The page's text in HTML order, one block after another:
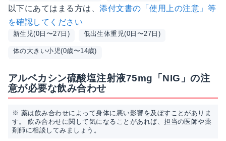
以下にあてはまる方は、添付文書の「使用上の注意」等
を確認してください
新生児(0日〜27日) 低出生体重児(0日〜27日)
体の大きい小児(0歳〜14歳)
アルベカシン硫酸塩注射液75mg「NIG」の注
意が必要な飲み合わせ
※ 薬は飲み合わせによって身体に悪い影響を及ぼすことがありま
す。 飲み合わせに関して気になることがあれば、担当の医師や薬
剤師に相談してみましょう。